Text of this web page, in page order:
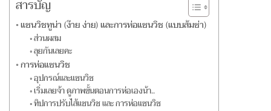
สารบัญ
แซนวิชทูน่า (ง๊าย ง่าย) และการห่อแซนวิช (แบบส้มซ่า)
ส่วนผสม
ลุยกันเลยคะ
การห่อแซนวิช
อุปกรณ์และแซนวิช
เริ่มเลยจ้า ดูภาพขั้นตอนการห่อเองน้า..
ทิปการปรับไส้แซนวิช และ การห่อแซนวิช